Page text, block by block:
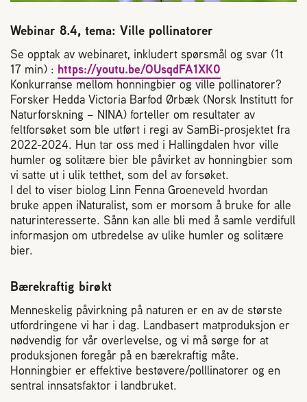
Finn fylkes- og lokallag
Nyheter
Kurs
Aktivitetskalender
Lover og regler
Sjekkliste for kjøp og salg av bier
Sykdom hos bier
Sukkeravgiftsrefusjon
Webinar 8.4, tema: Ville pollinatorer
Se opptak av webinaret, inkludert spørsmål og svar (1t
17 min) : https://youtu.be/OUsqdFA1XK0
Konkurranse mellom honningbier og ville pollinatorer?
Forsker Hedda Victoria Barfod Ørbæk (Norsk Institutt for
Naturforskning – NINA) forteller om resultater av
feltforsøket som ble utført i regi av SamBi-prosjektet fra
2022-2024. Hun tar oss med i Hallingdalen hvor ville
humler og solitære bier ble påvirket av honningbier som
vi satte ut i ulik tetthet, som del av forsøket.
I del to viser biolog Linn Fenna Groeneveld hvordan
bruke appen iNaturalist, som er morsom å bruke for alle
naturinteresserte. Sånn kan alle bli med å samle verdifull
informasjon om utbredelse av ulike humler og solitære
bier.
Bærekraftig birøkt
Menneskelig påvirkning på naturen er en av de største
utfordringene vi har i dag. Landbasert matproduksjon er
nødvendig for vår overlevelse, og vi må sørge for at
produksjonen foregår på en bærekraftig måte.
Honningbier er effektive bestøvere/polllinatorer og en
sentral innsatsfaktor i landbruket.